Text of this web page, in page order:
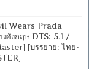
ชัด]
[MKV]
[MASTER]
Wears Prada
งอังกฤษ DTS: 5.1 /
[บรรยาย: ไทย-